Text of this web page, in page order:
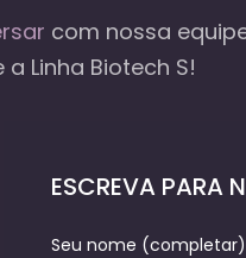
com nossa
Linha Biotech S!
ESCREVA PARA
Seu nome (completar)